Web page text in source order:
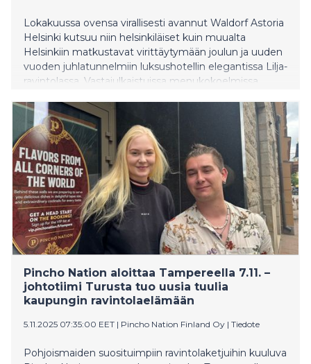
Lokakuussa ovensa virallisesti avannut Waldorf Astoria
Helsinki kutsuu niin helsinkiläiset kuin muualta
Helsinkiin matkustavat virittäytymään joulun ja uuden
vuoden juhlatunnelmiin luksushotellin elegantissa Lilja-
ravintolassa. Vastajulkaistuissa menukokoelmissa
Astorian kansainväliset nimikkoannokset.
Pincho Nation aloittaa Tampereella 7.11. –
johtotiimi Turusta tuo uusia tuulia
kaupungin ravintolaelämään
5.11.2025 07:35:00 EET | Pincho Nation Finland Oy | Tiedote
Pohjoismaiden suosituimpiin ravintolaketjuihin kuuluva